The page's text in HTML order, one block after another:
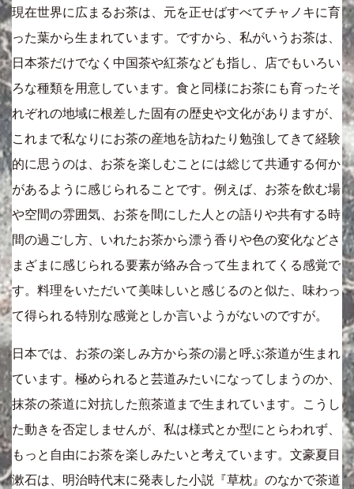
現在世界に広まるお茶は、元を正せばすべてチャノキに育
った葉から生まれています。ですから、私がいうお茶は、
日本茶だけでなく中国茶や紅茶なども指し、店でもいろい
ろな種類を用意しています。食と同様にお茶にも育ったそ
れぞれの地域に根差した固有の歴史や文化がありますが、
これまで私なりにお茶の産地を訪ねたり勉強してきて経験
的に思うのは、お茶を楽しむことには総じて共通する何か
があるように感じられることです。例えば、お茶を飲む場
や空間の雰囲気、お茶を間にした人との語りや共有する時
間の過ごし方、いれたお茶から漂う香りや色の変化などさ
まざまに感じられる要素が絡み合って生まれてくる感覚で
す。料理をいただいて美味しいと感じるのと似た、味わっ
て得られる特別な感覚としか言いようがないのですが。
日本では、お茶の楽しみ方から茶の湯と呼ぶ茶道が生まれ
ています。極められると芸道みたいになってしまうのか、
抹茶の茶道に対抗した煎茶道まで生まれています。こうし
た動きを否定しませんが、私は様式とか型にとらわれず、
もっと自由にお茶を楽しみたいと考えています。文豪夏目
漱石は、明治時代末に発表した小説『草枕』のなかで茶道